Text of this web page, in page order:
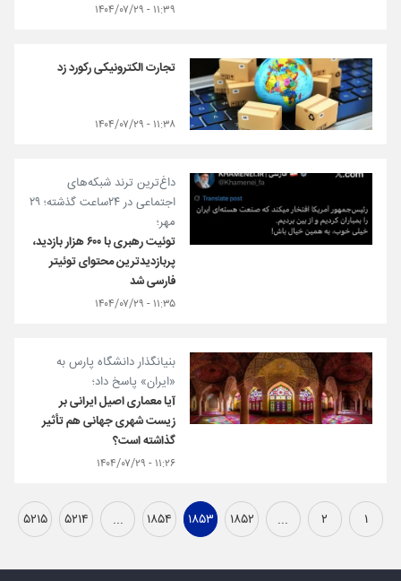
۱۱:۳۹ - ۱۴۰۴/۰۷/۲۹
تجارت الکترونیکی رکورد زد
۱۱:۳۸ - ۱۴۰۴/۰۷/۲۹
داغ‌ترین‌ ترند شبکه‌های
اجتماعی در ۲۴ساعت گذشته؛ ۲۹
مهر؛
توئیت رهبری با ۶۰۰ هزار بازدید،
پربازدیدترین محتوای توئیتر
فارسی شد
۱۱:۳۵ - ۱۴۰۴/۰۷/۲۹
بنیانگذار دانشگاه پارس به
«ایران» پاسخ داد؛
آیا معماری اصیل ایرانی بر
زیست شهری جهانی هم تأثیر
گذاشته است؟
۱۱:۲۶ - ۱۴۰۴/۰۷/۲۹
۱ ۲ ... ۱۸۵۲ ۱۸۵۳ ۱۸۵۴ ... ۵۲۱۴ ۵۲۱۵